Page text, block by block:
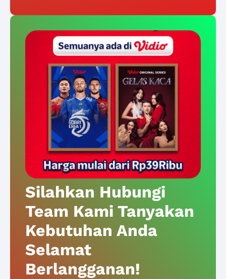
Silahkan Hubungi
Team Kami Tanyakan
Kebutuhan Anda
Selamat
Berlangganan!